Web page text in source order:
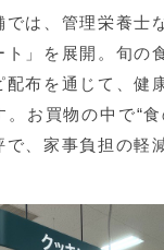
は、管理栄養士
ト」を展開。旬の
配布を通じて、健
お買物の中で“
で、家事負担の軽